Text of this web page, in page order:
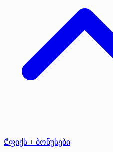
₾ფიქს + ბონუსები